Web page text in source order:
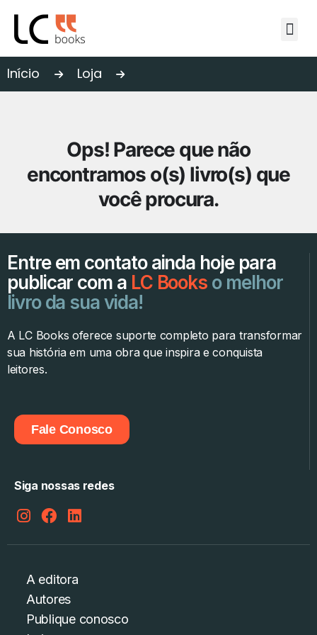
Início Loja
Ops! Parece que não
encontramos o(s) livro(s) que
você procura.
Entre em contato ainda hoje para
publicar com a LC Books o melhor
livro da sua vida!
A LC Books oferece suporte completo para transformar
sua história em uma obra que inspira e conquista
leitores.
Fale Conosco
Siga nossas redes
A editora
Autores
Publique conosco